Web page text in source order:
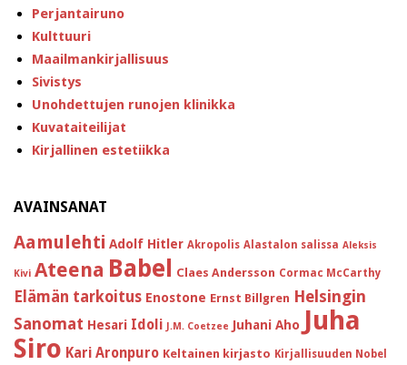
Perjantairuno
Kulttuuri
Maailmankirjallisuus
Sivistys
Unohdettujen runojen klinikka
Kuvataiteilijat
Kirjallinen estetiikka
AVAINSANAT
Aamulehti Adolf Hitler Akropolis Alastalon salissa Aleksis
Kivi Ateena Babel Claes Andersson Cormac McCarthy
Elämän tarkoitus Enostone Ernst Billgren Helsingin
Sanomat Hesari Idoli J.M. Coetzee Juhani Aho Juha
Siro Kari Aronpuro Keltainen kirjasto Kirjallisuuden Nobel